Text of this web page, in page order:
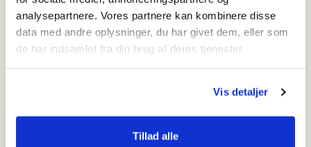
analysepartnere. Vores partnere kan kombinere disse
data med andre oplysninger, du har givet dem, eller som
de har indsamlet fra din brug af deres tjenester.
Vis detaljer
Tillad alle
6830 Nr. Nebel
+45 75 25 55 44
Kørselsvejledning